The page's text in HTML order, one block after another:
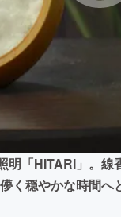
明「HITARI」。
く穏やかな時間